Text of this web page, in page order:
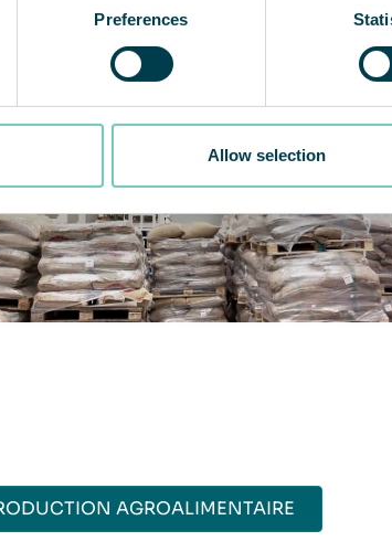
Preferences
Allow selection
AGROALIMENTAIRE